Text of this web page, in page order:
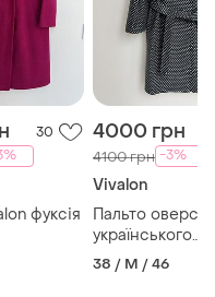
30
фуксія
4000 грн
4100 грн -3%
Vivalon
Пальто
українського
виробника
38 / M / 46